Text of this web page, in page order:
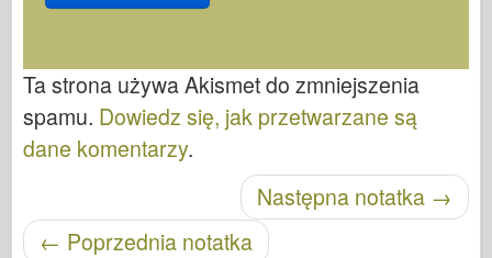
Ta strona używa Akismet do zmniejszenia
spamu. Dowiedz się, jak przetwarzane są
dane komentarzy.
Następna notatka →
← Poprzednia notatka